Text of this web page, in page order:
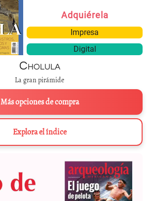
Adquiérela
Impresa
Digital
Cholula
La gran pirámide
Más opciones de compra
Explora el índice